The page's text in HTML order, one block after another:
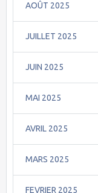
AOÛT 2025
JUILLET 2025
JUIN 2025
MAI 2025
AVRIL 2025
MARS 2025
FEVRIER 2025